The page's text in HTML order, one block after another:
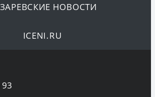
НОВОСТИ
ICENI.RU